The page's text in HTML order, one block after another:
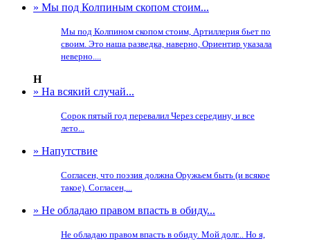
» Мы под Колпиным скопом стоим...
Мы под Колпином скопом стоим, Артиллерия бьет по
своим. Это наша разведка, наверно, Ориентир указала
неверно....
Н
» На всякий случай...
Сорок пятый год перевалил Через середину, и все
лето...
» Напутствие
Согласен, что поэзия должна Оружьем быть (и всякое
такое). Согласен,...
» Не обладаю правом впасть в обиду...
Не обладаю правом впасть в обиду. Мой долг... Но я,